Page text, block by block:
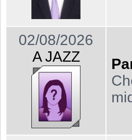
02/08/2026
A JAZZ